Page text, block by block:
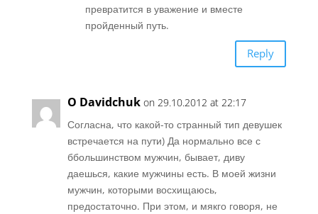
превратится в уважение и вместе
пройденный путь.
Reply
O Davidchuk on 29.10.2012 at 22:17
Согласна, что какой-то странный тип девушек
встречается на пути) Да нормально все с
ббольшинством мужчин, бывает, диву
даешься, какие мужчины есть. В моей жизни
мужчин, которыми восхищаюсь,
предостаточно. При этом, и мякго говоря, не